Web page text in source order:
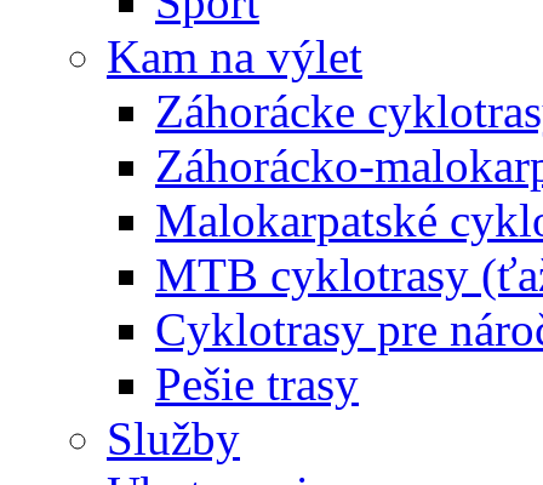
Kam na výlet
Záhorácke
Záhorácko-
Malokarpatské
MTB cyklotrasy
Cyklotrasy pre
Pešie trasy
Služby